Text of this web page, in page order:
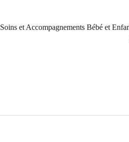
Soins et Accompagnements Bébé et